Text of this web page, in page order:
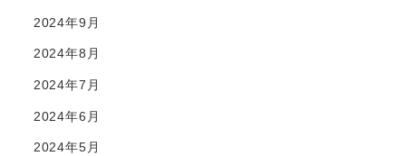
2024年9月
2024年8月
2024年7月
2024年6月
2024年5月